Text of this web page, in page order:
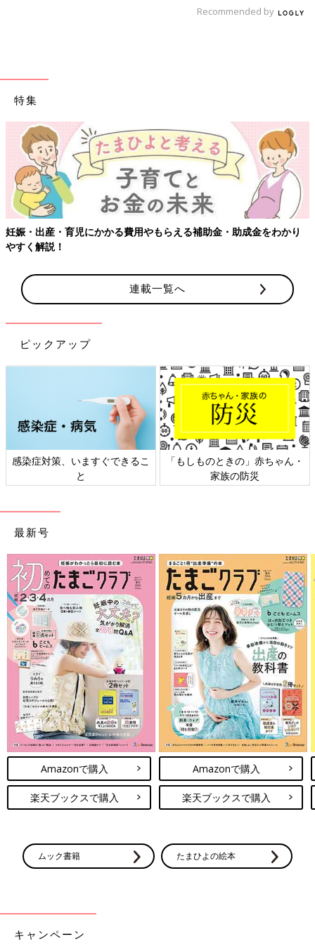
Recommended by
特集
妊娠・出産・育児にかかる費用やもらえる補助金・助成金をわかり
やすく解説！
連載一覧へ
ピックアップ
感染症対策、いますぐできるこ
と
「もしものときの」赤ちゃん・
家族の防災
最新号
Amazonで購入
楽天ブックスで購入
Amazonで購入
楽天ブックスで購入
ムック書籍 たまひよの絵本
キャンペーン